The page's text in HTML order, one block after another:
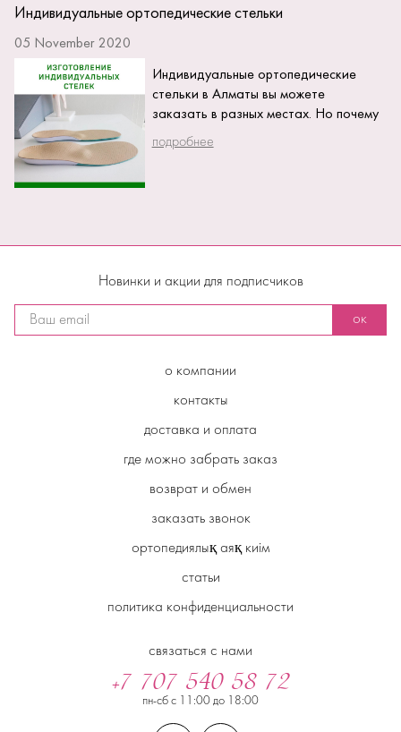
Индивидуальные ортопедические стельки
05 November 2020
Индивидуальные ортопедические
стельки в Алматы вы можете
заказать в разных местах. Но почему
выгодно заказывать ортопедические
стельки у нас? Потому...
подробнее
Новинки и акции для подписчиков
ок
о компании
контакты
доставка и оплата
где можно забрать заказ
возврат и обмен
заказать звонок
ортопедиялық аяқ киім
статьи
политика конфиденциальности
связаться с нами
+7 707 540 58 72
пн-сб с 11:00 до 18:00